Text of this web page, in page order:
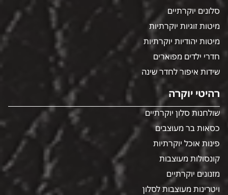
סלונים יוקרתיים
מיטות זוגיות יוקרתיות
מיטות יהודיות יוקרתיות
חדרי ילדים מפוארים
שידות איפור לחדר שינה
רהיטי יוקרה
שולחנות סלון יוקרתיים
כסאות בר מעוצבים
פינות אוכל יוקרתיות
קונסולות מעוצבות
מזנונים יוקרתיים
ויטרינות מעוצבות לסלון